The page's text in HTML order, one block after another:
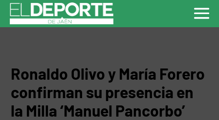
Ronaldo Olivo y María Forero
confirman su presencia en
la Milla ‘Manuel Pancorbo’